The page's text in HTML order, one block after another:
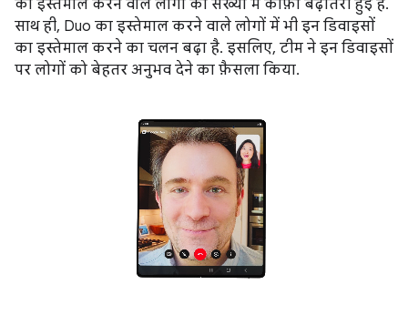
का इस्तेमाल करने वाले लोगों की संख्या में काफ़ी बढ़ोतरी हुई है.
साथ ही, Duo का इस्तेमाल करने वाले लोगों में भी इन डिवाइसों
का इस्तेमाल करने का चलन बढ़ा है. इसलिए, टीम ने इन डिवाइसों
पर लोगों को बेहतर अनुभव देने का फ़ैसला किया.